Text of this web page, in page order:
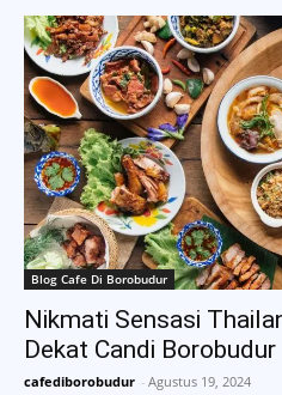
Blog Cafe Di Borobudur
Nikmati Sensasi
Dekat Candi Borobudur
cafediborobudur - Agustus 19, 2024